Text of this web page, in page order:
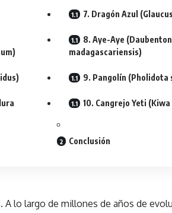
7. Dragón Azul
8. Aye-Aye
madagascariensis)
9. Pangolín (Pholidota
10. Cangrejo Yeti
Conclusión
lo largo de millones de años de